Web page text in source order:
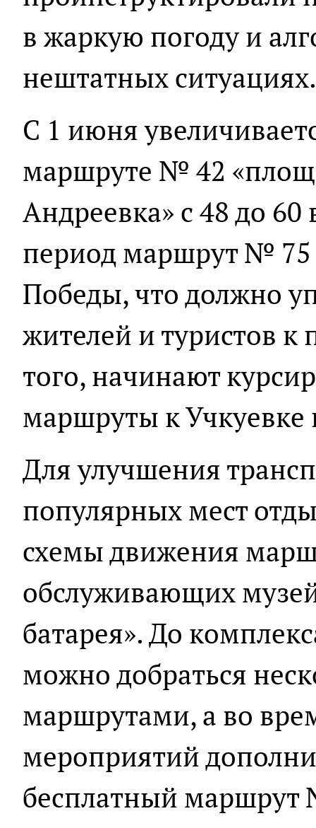
в жаркую погоду и
нештатных ситуациях.
С 1 июня
маршруте № 42
Андреевка» с 48 до 60
период маршрут № 75
Победы, что должно
жителей и туристов
того, начинают
маршруты к
Для улучшения
популярных мест
схемы движения
обслуживающих
батарея». До
можно добраться
маршрутами, а во
мероприятий
бесплатный маршрут